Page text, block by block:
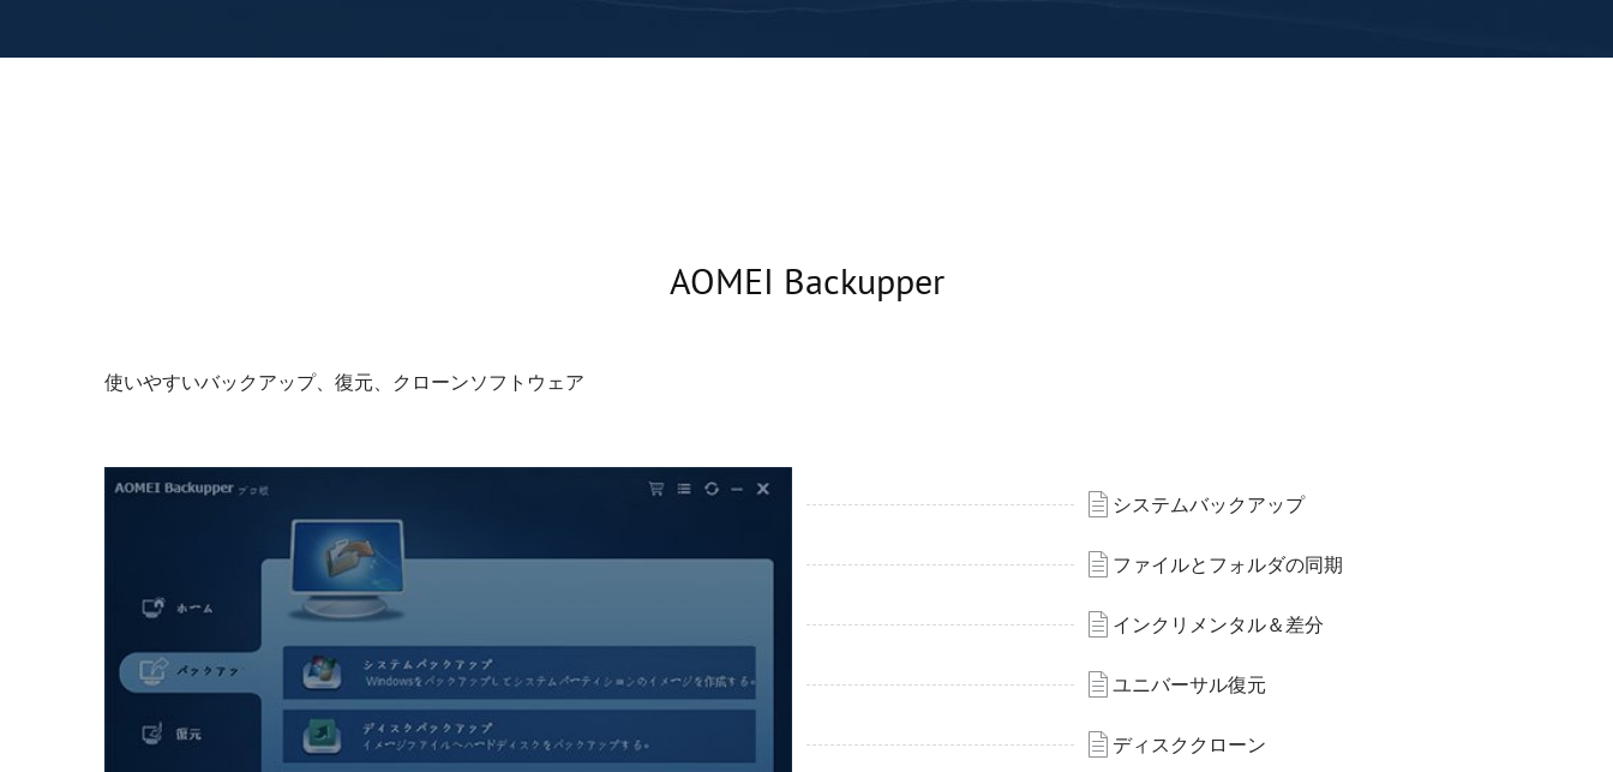
AOMEI Backupper
使いやすいバックアップ、復元、クローンソフトウェア
システムバックアップ
ファイルとフォルダの同期
インクリメンタル＆差分
ユニバーサル復元
ディスククローン